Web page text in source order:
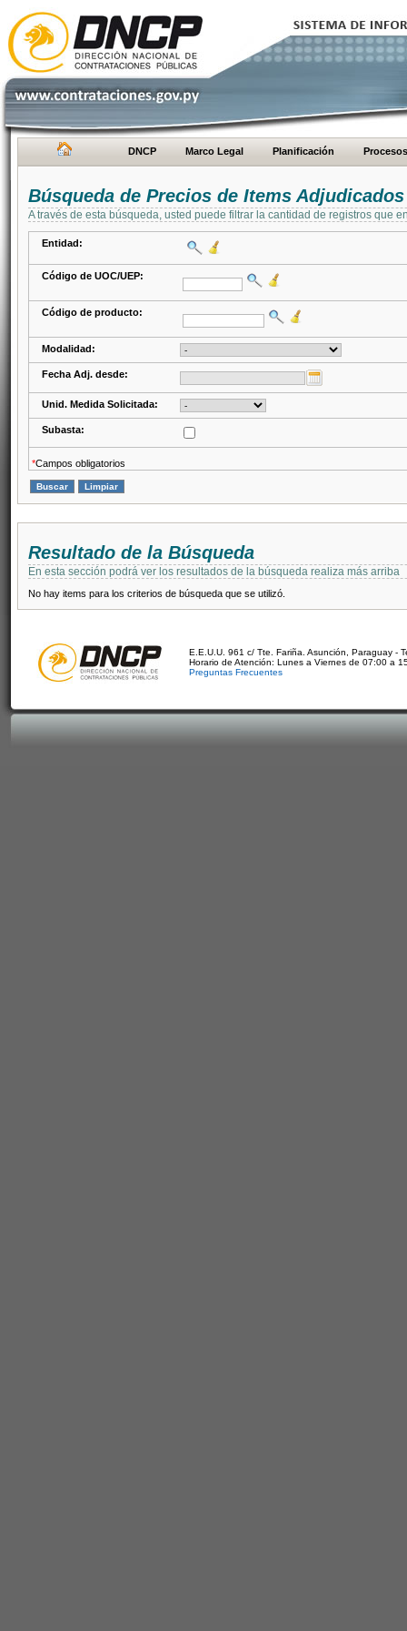
DNCP Marco Legal Planificación Procesos
Búsqueda de Precios de Items Adjudicados
A través de esta búsqueda, usted puede filtrar la cantidad de registros que
Entidad:
Código de UOC/UEP:
Código de producto:
Modalidad:
Fecha Adj. desde:
Unid. Medida Solicitada:
Subasta:
*Campos obligatorios
Resultado de la Búsqueda
En esta sección podrá ver los resultados de la búsqueda realiza más arriba
No hay items para los criterios de búsqueda que se utilizó.
E.E.U.U. 961 c/ Tte. Fariña. Asunción, Paraguay -
Horario de Atención: Lunes a Viernes de 07:00 a
Preguntas Frecuentes